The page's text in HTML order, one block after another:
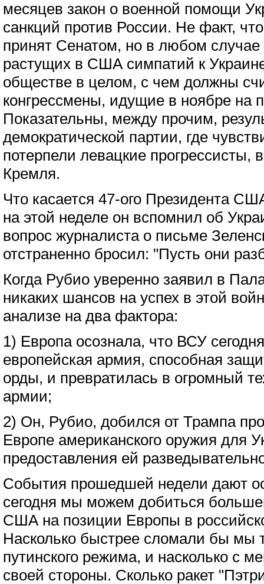
месяцев закон о военной помощи
санкций против России. Не факт,
принят Сенатом, но в любом случае
растущих в США симпатий к
обществе в целом, с чем должны
конгрессмены, идущие в ноябре на
Показательны, между прочим,
демократической партии, где
потерпели левацкие прогрессисты,
Кремля.
Что касается 47-ого Президента
на этой неделе он вспомнил об
вопрос журналиста о письме
отстраненно бросил: "Пусть они
Когда Рубио уверенно заявил в
никаких шансов на успех в этой
анализе на два фактора:
1) Европа осознала, что ВСУ
европейская армия, способная
орды, и превратилась в огромный
армии;
2) Он, Рубио, добился от Трампа
Европе американского оружия для
предоставления ей
События прошедшей недели дают
сегодня мы можем добиться
США на позиции Европы в
Насколько быстрее сломали бы мы
путинского режима, и насколько с
своей стороны. Сколько ракет